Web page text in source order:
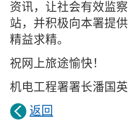
资讯，让社会有效监
站，并积极向本署提
精益求精。
祝网上旅途愉快！
机电工程署署长潘国英
返回